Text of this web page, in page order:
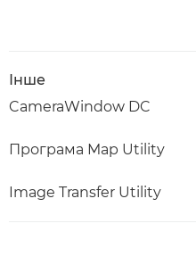
Інше
CameraWindow DC
Програма Map Utility
Image Transfer Utility